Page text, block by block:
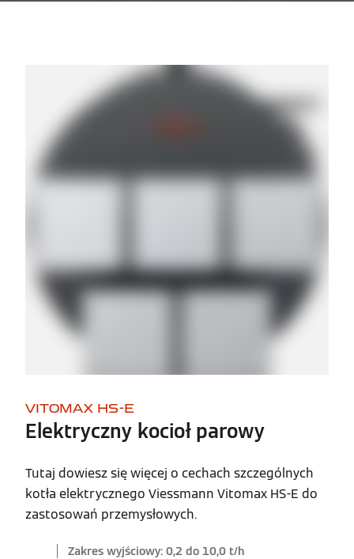
VITOMAX HS-E
Elektryczny kocioł parowy
Tutaj dowiesz się więcej o cechach szczególnych
kotła elektrycznego Viessmann Vitomax HS-E do
zastosowań przemysłowych.
Zakres wyjściowy: 0,2 do 10,0 t/h